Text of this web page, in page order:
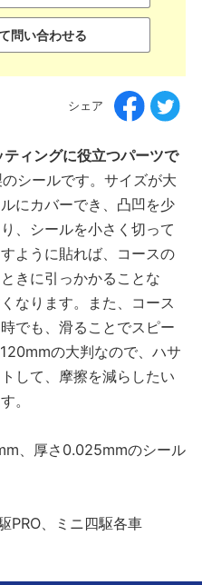
問い合わせる
シェア
ティングに役立つパーツで
シールです。サイズが大
にカバーでき、凸凹を少
、シールを小さく切って
ように貼れば、コースの
きに引っかかることな
なります。また、コース
でも、滑ることでスピー
の大判なので、ハサ
して、摩擦を減らしたい
。
、厚さ0.025mmのシール
PRO、ミニ四駆各車